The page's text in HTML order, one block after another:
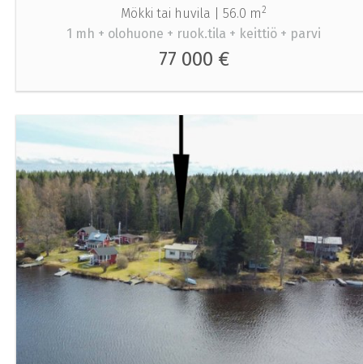
Mökki tai huvila | 56.0 m2
1 mh + olohuone + ruok.tila + keittiö + parvi
77 000 €